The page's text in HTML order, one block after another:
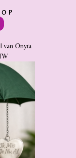
van Onyra